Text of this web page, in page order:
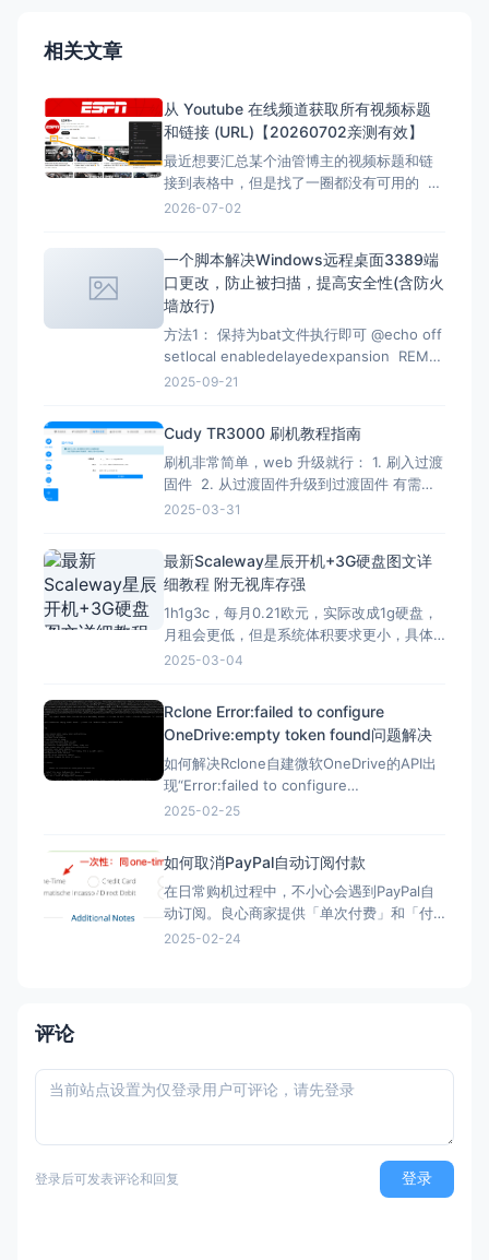
相关文章
从 Youtube 在线频道获取所有视频标题
和链接 (URL)【20260702亲测有效】
最近想要汇总某个油管博主的视频标题和链
接到表格中，但是找了一圈都没有可用的 但
是在下面的文章找到了，但是已失效，所以
的代码都有时效性，使用时注意甄别，当前
测试有效时间为2026-07-02 12：07
2026-07-02
一个脚本解决Windows远程桌面3389端
口更改，防止被扫描，提高安全性(含防火
墙放行)
方法1： 保持为bat文件执行即可 @echo off
setlocal enabledelayedexpansion REM
Verify administrator privileges net
2025-09-21
Cudy TR3000 刷机教程指南
刷机非常简单，web 升级就行： 1. 刷入过渡
固件 2. 从过渡固件升级到过渡固件 有需要
刷回原厂固件的记得先备份 FIP 分区！ FIP
filogic-cudy_tr3000-v1-squas
2025-03-31
最新Scaleway星辰开机+3G硬盘图文详
细教程 附无视库存强
1h1g3c，每月0.21欧元，实际改成1g硬盘，
月租会更低，但是系统体积要求更小，具体
自己测试，方法一样。 星辰Scaleway官网：
先注册一个星辰账号 这里的地址可以
2025-03-04
Rclone Error:failed to configure
OneDrive:empty token found问题解决
如何解决Rclone自建微软OneDrive的API出
现“Error:failed to configure
OneDrive:empty token found”错误？ 在
2025-02-25
如何取消PayPal自动订阅付款
在日常购机过程中，不小心会遇到PayPal自
动订阅。良心商家提供「单次付费」和「付
费订阅」两类选项。但现在良心商家日渐变
2025-02-24
评论
登录后可发表评论和回复 登录